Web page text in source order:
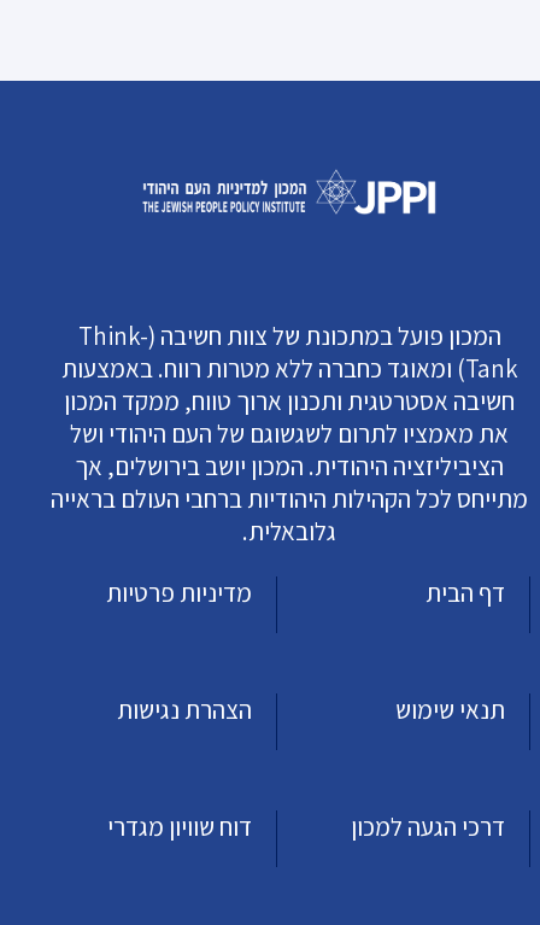
המכון פועל במתכונת של צוות חשיבה (Think-
Tank) ומאוגד כחברה ללא מטרות רווח. באמצעות
חשיבה אסטרטגית ותכנון ארוך טווח, ממקד המכון
את מאמציו לתרום לשגשוגם של העם היהודי ושל
הציביליזציה היהודית. המכון יושב בירושלים, אך
מתייחס לכל הקהילות היהודיות ברחבי העולם בראייה
גלובאלית.
דף הבית
מדיניות פרטיות
תנאי שימוש הצהרת נגישות
דרכי הגעה למכון דוח שוויון מגדרי